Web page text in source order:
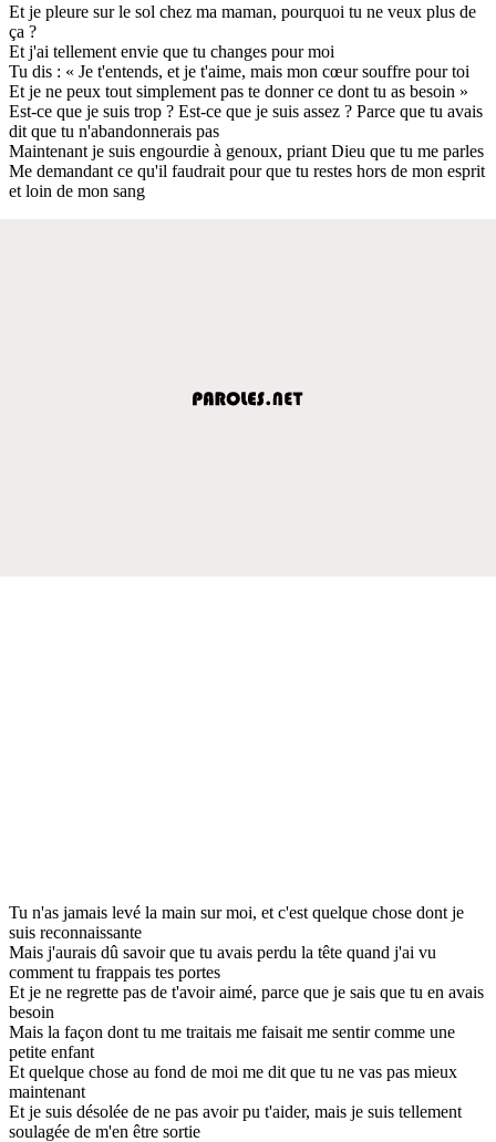
Et je pleure sur le sol chez ma maman, pourquoi tu ne veux plus de
ça ?
Et j'ai tellement envie que tu changes pour moi
Tu dis : « Je t'entends, et je t'aime, mais mon cœur souffre pour toi
Et je ne peux tout simplement pas te donner ce dont tu as besoin »
Est-ce que je suis trop ? Est-ce que je suis assez ? Parce que tu avais
dit que tu n'abandonnerais pas
Maintenant je suis engourdie à genoux, priant Dieu que tu me parles
Me demandant ce qu'il faudrait pour que tu restes hors de mon esprit
et loin de mon sang
Tu n'as jamais levé la main sur moi, et c'est quelque chose dont je
suis reconnaissante
Mais j'aurais dû savoir que tu avais perdu la tête quand j'ai vu
comment tu frappais tes portes
Et je ne regrette pas de t'avoir aimé, parce que je sais que tu en avais
besoin
Mais la façon dont tu me traitais me faisait me sentir comme une
petite enfant
Et quelque chose au fond de moi me dit que tu ne vas pas mieux
maintenant
Et je suis désolée de ne pas avoir pu t'aider, mais je suis tellement
soulagée de m'en être sortie